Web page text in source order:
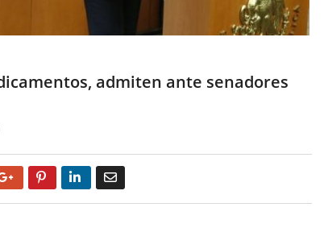
admiten ante senadores
Google+ Pinterest LinkedIn